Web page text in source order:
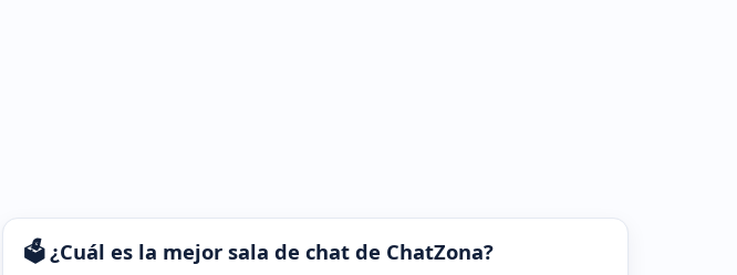
🗳️ ¿Cuál es la mejor sala de chat de ChatZona?